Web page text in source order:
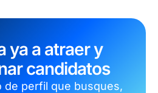
ya a atraer y
candidatos
de perfil que busques,